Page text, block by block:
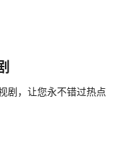
剧，让您永不错过热点